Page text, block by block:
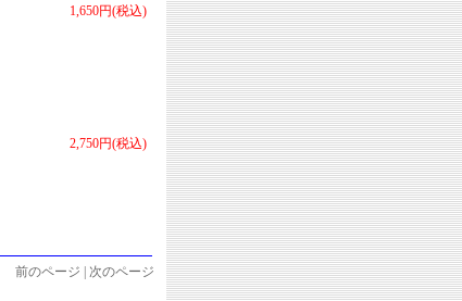
1,650円(税込)
2,750円(税込)
前のページ | 次のページ